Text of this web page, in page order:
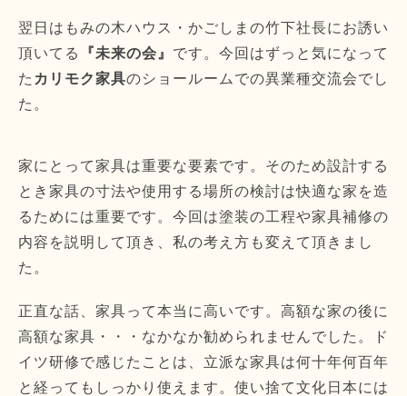
翌日はもみの木ハウス・かごしまの竹下社長にお誘い
頂いてる
『未来の会』 です。今回はずっと気になって
た カリモク家具のショールームでの異業種交流会でし
た。
家にとって家具は重要な要素です。そのため設計する
とき家具の寸法や使用する場所の検討は快適な家を造
るためには重要です。今回は塗装の工程や家具補修の
内容を説明して頂き、私の考え方も変えて頂きまし
た。
正直な話、家具って本当に高いです。高額な家の後に
高額な家具・・・なかなか勧められませんでした。ド
イツ研修で感じたことは、立派な家具は何十年何百年
と経ってもしっかり使えます。使い捨て文化日本には